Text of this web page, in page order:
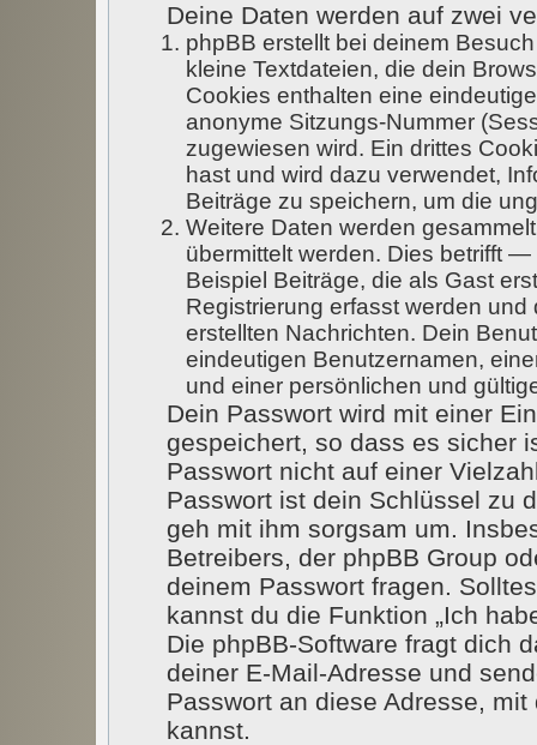
Deine Daten werden auf zwei
phpBB erstellt bei deinem
kleine Textdateien, die dein
Cookies enthalten eine
anonyme Sitzungs-Nummer
zugewiesen wird. Ein drittes
hast und wird dazu verwendet,
Beiträge zu speichern, um die
Weitere Daten werden
übermittelt werden. Dies betrifft
Beispiel Beiträge, die als Gast
Registrierung erfasst werden
erstellten Nachrichten. Dein
eindeutigen Benutzernamen,
und einer persönlichen und
Dein Passwort wird mit einer
gespeichert, so dass es sicher
Passwort nicht auf einer
Passwort ist dein Schlüssel zu
geh mit ihm sorgsam um.
Betreibers, der phpBB Group
deinem Passwort fragen.
kannst du die Funktion „Ich
Die phpBB-Software fragt dich
deiner E-Mail-Adresse und
Passwort an diese Adresse,
kannst.